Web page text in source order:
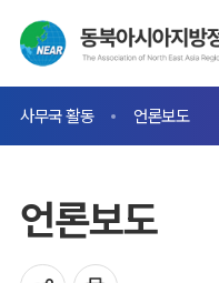
사무국 활동 언론보도
언론보도